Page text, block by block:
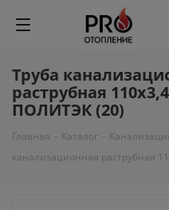
Труба
раструбная
ПОЛИТЭК (20)
Главная - Каталог -
канализационная раструбная